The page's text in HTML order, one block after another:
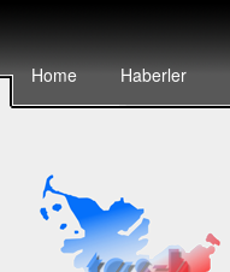
Home Haberler